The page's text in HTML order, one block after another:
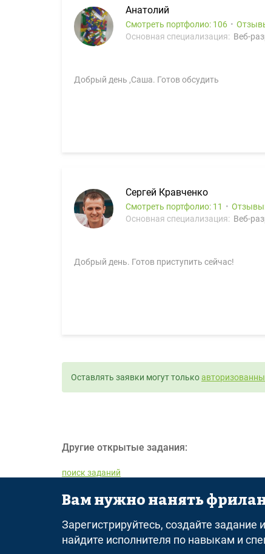
Анатолий
Смотреть портфолио: 106
Основная специализация: Веб-
Добрый день ,Саша. Готов обсудить
Сергей Кравченко
Смотреть портфолио: 11
Основная специализация: Веб-
Добрый день. Готов приступить сейчас!
Оставлять заявки могут только
Другие открытые задания:
поиск заданий
© 2026 freelance.ru Сервисы Помощь Поиск
Вам нужно нанять
Зарегистрируйтесь, создайте
найдите исполнителя по навыкам и